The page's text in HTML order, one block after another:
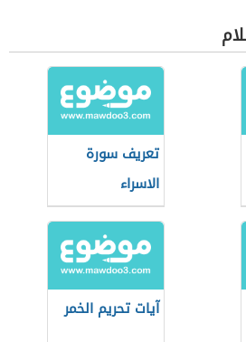
تعريف سورة
الاسراء
آيات تحريم الخمر